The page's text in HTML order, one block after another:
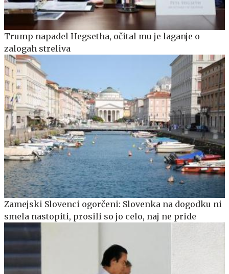
Trump napadel Hegsetha, očital mu je laganje o
zalogah streliva
Zamejski Slovenci ogorčeni: Slovenka na dogodku ni
smela nastopiti, prosili so jo celo, naj ne pride